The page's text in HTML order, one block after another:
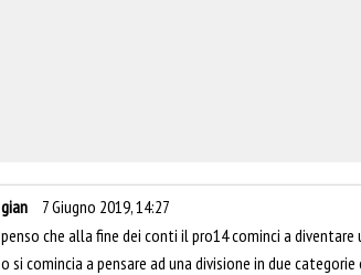
gian
7 Giugno 2019, 14:27
penso che alla fine dei conti il pro14 cominci a
o si comincia a pensare ad una divisione in due